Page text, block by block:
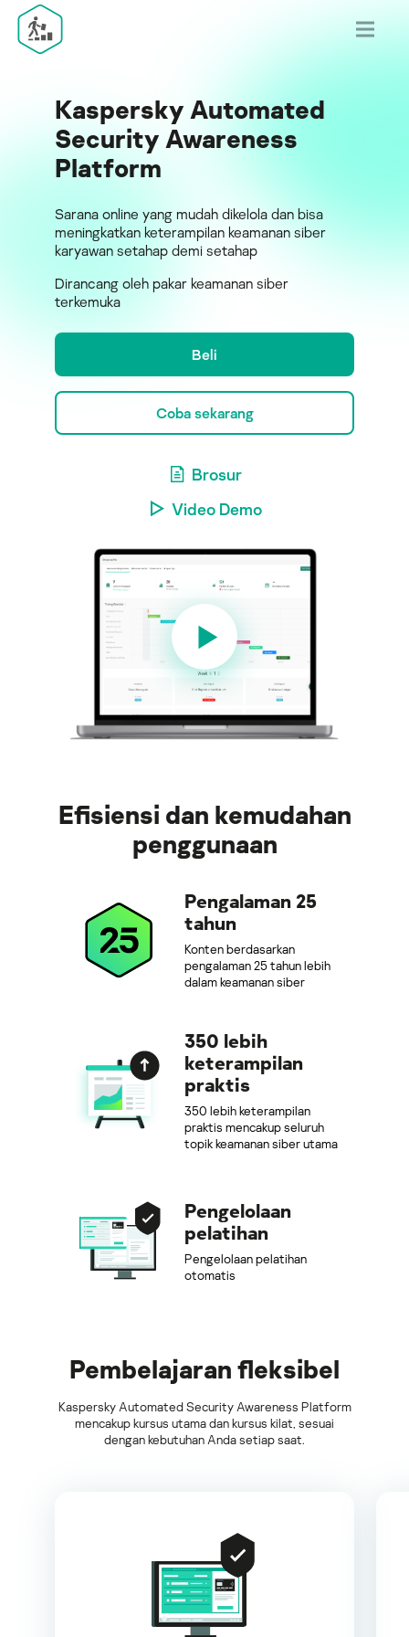
Kaspersky Automated
Security Awareness
Platform
Sarana online yang mudah dikelola dan bisa
meningkatkan keterampilan keamanan siber
karyawan setahap demi setahap
Dirancang oleh pakar keamanan siber
terkemuka
Beli
Coba sekarang
Brosur
Video Demo
Efisiensi dan kemudahan
penggunaan
Pengalaman 25
tahun
Konten berdasarkan
pengalaman 25 tahun lebih
dalam keamanan siber
350 lebih
keterampilan
praktis
350 lebih keterampilan
praktis mencakup seluruh
topik keamanan siber utama
Pengelolaan
pelatihan
Pengelolaan pelatihan
otomatis
Pembelajaran fleksibel
Kaspersky Automated Security Awareness Platform
mencakup kursus utama dan kursus kilat, sesuai
dengan kebutuhan Anda setiap saat.